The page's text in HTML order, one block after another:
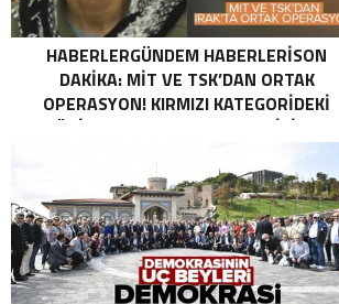
HABERLERGÜNDEM HABERLERISON
DAKIKA: MİT VE TSK’DAN ORTAK
OPERASYON! KIRMIZI KATEGORIDEKI
TERÖRIST NAZLI TAŞPINAR ETKISIZ HALE
ORTAK OPERASYON! KIRMIZI
KATEGORIDEKI TERÖRIST NAZLI
TAŞPINAR ETKISIZ HALE GETIRILDI .